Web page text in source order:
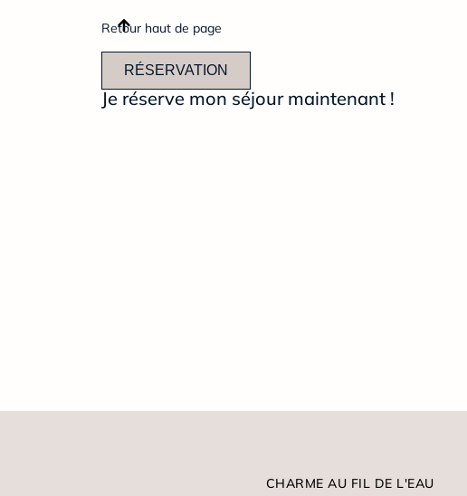
Retour haut de page
RÉSERVATION
Je réserve mon séjour maintenant !
CHARME AU FIL DE L'EAU